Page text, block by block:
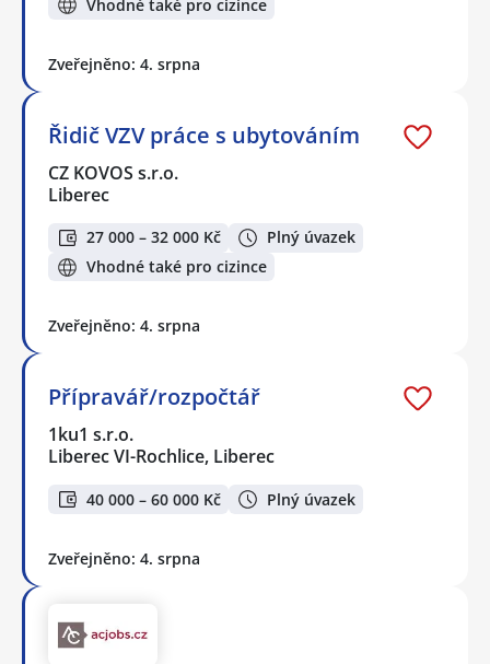
Vhodné také pro cizince
Zveřejněno: 4. srpna
Řidič VZV práce s ubytováním
CZ KOVOS s.r.o.
Liberec
27 000 – 32 000 Kč
Plný úvazek
Vhodné také pro cizince
Zveřejněno: 4. srpna
Přípravář/rozpočtář
1ku1 s.r.o.
Liberec VI-Rochlice, Liberec
40 000 – 60 000 Kč Plný úvazek
Zveřejněno: 4. srpna